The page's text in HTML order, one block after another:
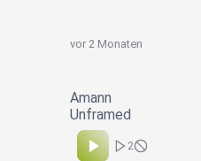
vor 2 Monaten
Amann
Unframed
2